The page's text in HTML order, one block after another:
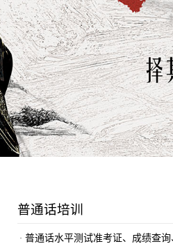
普通话培训
· 普通话水平测试准考证、成绩查